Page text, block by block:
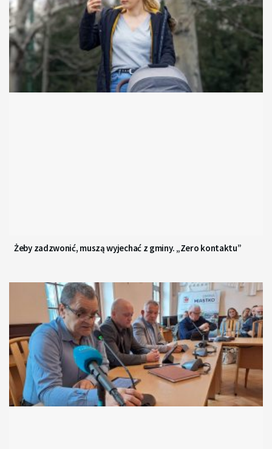
Żeby zadzwonić, muszą wyjechać z gminy. „Zero kontaktu”